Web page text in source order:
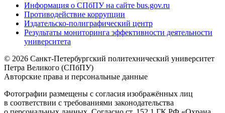
Информация о СПбПУ на сайте bus.gov.ru
Противодействие коррупции
Издательско-полиграфический центр
Результаты мониторинга эффективности деятельности
университета
© 2026 Санкт-Петербургский политехнический университет
Петра Великого (СПбПУ)
Авторские права и персональные данные
Фотографии размещены с согласия изображённых лиц
в соответствии с требованиями законодательства